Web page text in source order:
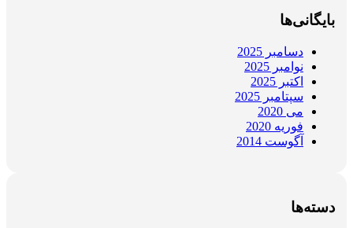
بایگانی‌ها
دسامبر 2025
نوامبر 2025
اکتبر 2025
سپتامبر 2025
می 2020
فوریه 2020
آگوست 2014
دسته‌ها